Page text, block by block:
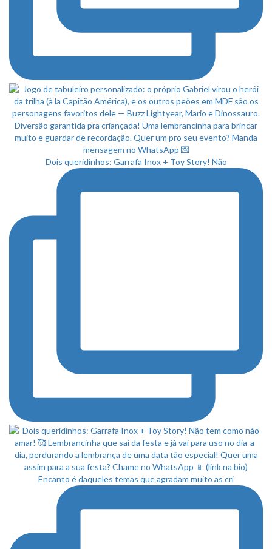
Dois queridinhos: Garrafa Inox + Toy Story! Não
Encanto é daqueles temas que agradam muito as cri